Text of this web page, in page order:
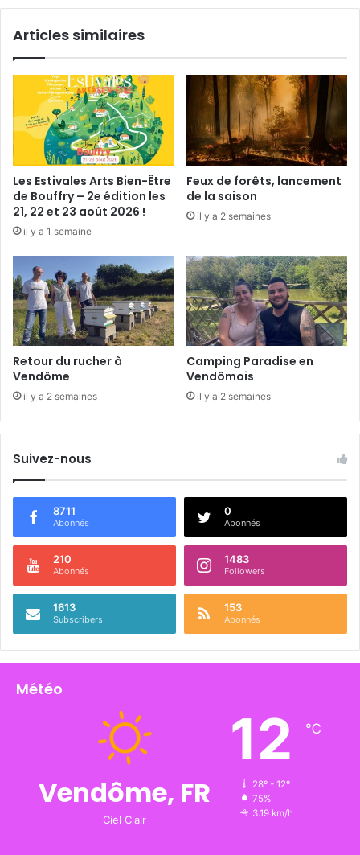
à
t
Articles similaires
Les Estivales Arts Bien-Être
de Bouffry – 2e édition les
21, 22 et 23 août 2026 !
il y a 1 semaine
Feux de forêts, lancement
de la saison
il y a 2 semaines
Retour du rucher à
Vendôme
il y a 2 semaines
Camping Paradise en
Vendômois
il y a 2 semaines
Suivez-nous
8711
Abonnés
0
Abonnés
210
Abonnés
1483
Followers
1613
Subscribers
153
Abonnés
Météo
Vendôme, FR
Ciel Clair
12 ℃
28º - 12º
75%
3.19 km/h